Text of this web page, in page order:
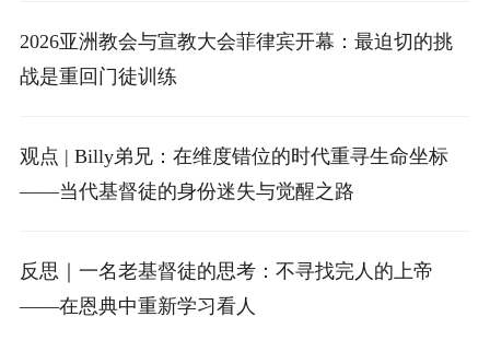
2026亚洲教会与宣教大会菲律宾开幕：最迫切的挑
战是重回门徒训练
观点 | Billy弟兄：在维度错位的时代重寻生命坐标
——当代基督徒的身份迷失与觉醒之路
反思｜一名老基督徒的思考：不寻找完人的上帝
——在恩典中重新学习看人